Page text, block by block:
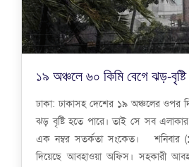
১৯ অঞ্চলে ৬০ কিমি বেগে ঝড়-বৃষ্টি
ঢাকা: ঢাকাসহ দেশের ১৯ অঞ্চলের ওপর
ঝড় বৃষ্টি হতে পারে। তাই সে সব
এক নম্বর সতর্কতা সংকেত। শনিবার
দিয়েছে আবহাওয়া অফিস। সহকারী